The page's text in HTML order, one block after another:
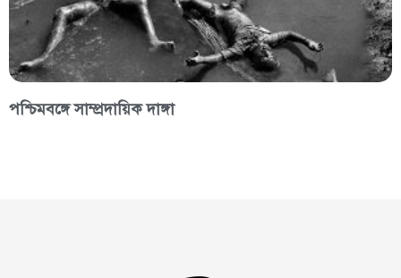
পশ্চিমবঙ্গে সাম্প্রদায়িক দাঙ্গা